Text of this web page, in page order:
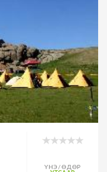
ҮНЭ/ӨДӨР